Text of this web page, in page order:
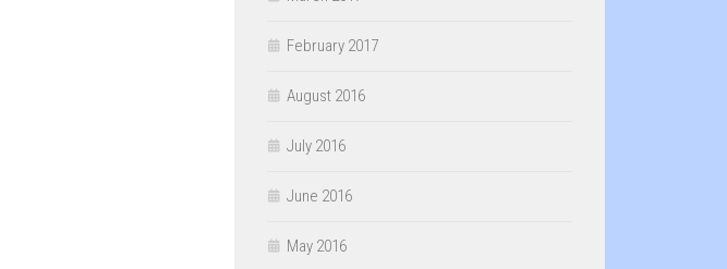
February 2017
August 2016
July 2016
June 2016
May 2016